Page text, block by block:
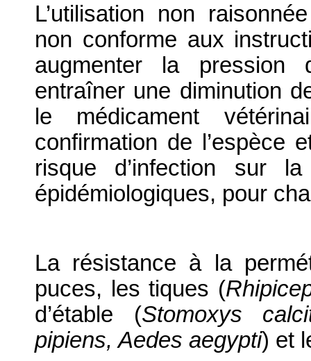
L’utilisation non
non conforme aux
augmenter la pression
entraîner une diminution
le médicament
confirmation de l’espèce
risque d’infection sur
épidémiologiques, pour
La résistance à la
puces, les tiques (
d’étable (Stomoxys
pipiens, Aedes aegypti) et